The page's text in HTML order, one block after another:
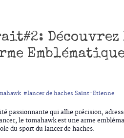
#lancer de haches Saint-Etienne
passionnante qui allie précision,
le tomahawk est une arme
du sport du lancer de haches.